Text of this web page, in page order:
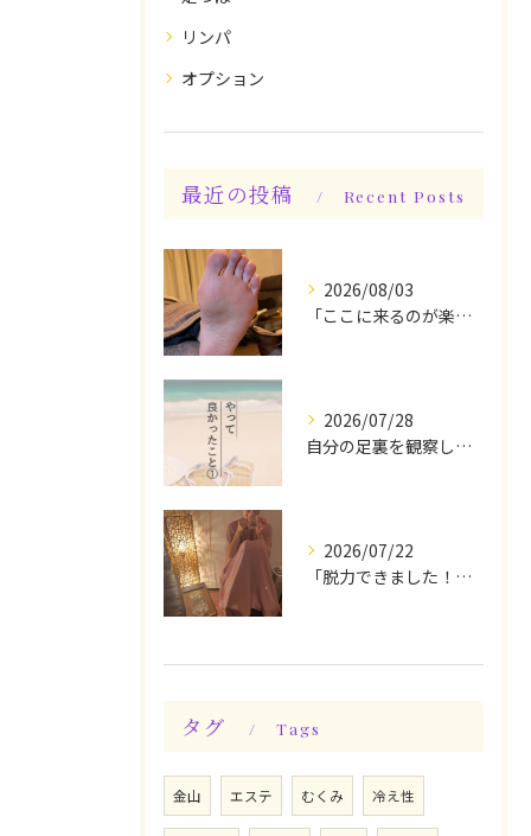
リンパ
オプション
最近の投稿 Recent Posts
2026/08/03
「ここに来るのが楽しみです♪」と、言っていただけます◎
2026/07/28
自分の足裏を観察してみる！やって良かったぁ〜♪
2026/07/22
「脱力できました！」今日は私の時間♪全身メンテナンスデー☆
タグ Tags
金山 エステ むくみ 冷え性